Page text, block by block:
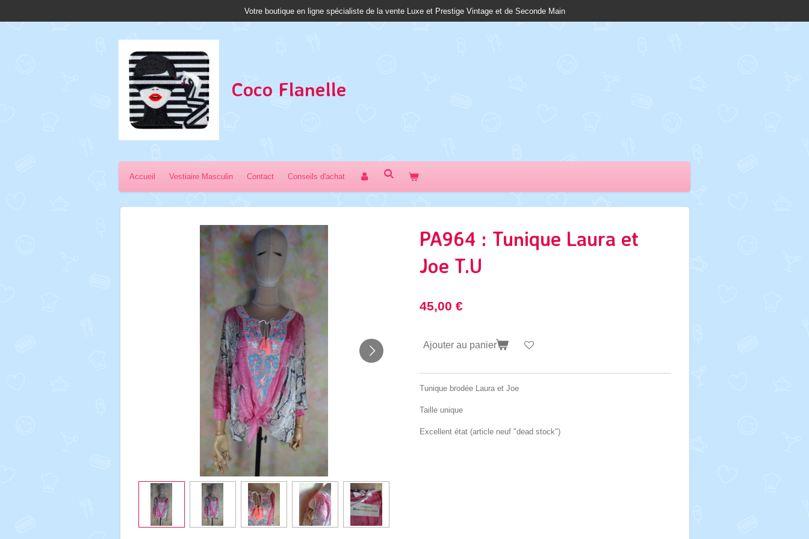
Votre boutique en ligne spécialiste de la vente Luxe et Prestige Vintage et de Seconde Main
Coco Flanelle
Accueil Vestiaire Masculin Contact Conseils d'achat
PA964 : Tunique Laura et
Joe T.U
45,00 €
Ajouter au panier
Tunique brodée Laura et Joe
Taille unique
Excellent état (article neuf "dead stock")